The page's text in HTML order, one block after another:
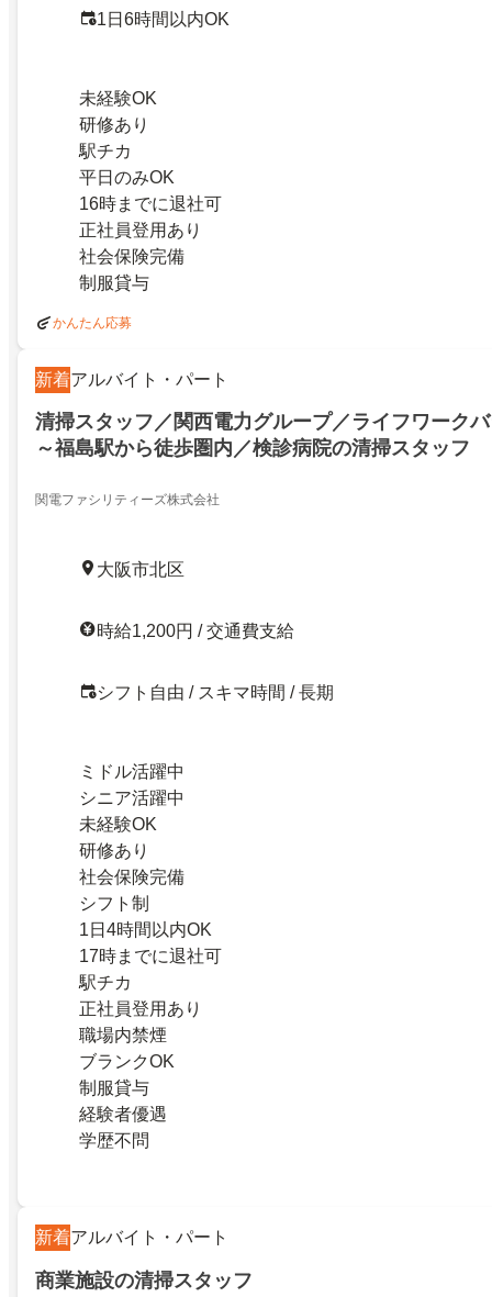
1日6時間以内OK
未経験OK
研修あり
駅チカ
平日のみOK
16時までに退社可
正社員登用あり
社会保険完備
制服貸与
かんたん応募
新着アルバイト・パート
清掃スタッフ／関西電力グループ／ライフワーク
～福島駅から徒歩圏内／検診病院の清掃スタッフ
関電ファシリティーズ株式会社
大阪市北区
時給1,200円 / 交通費支給
シフト自由 / スキマ時間 / 長期
ミドル活躍中
シニア活躍中
未経験OK
研修あり
社会保険完備
シフト制
1日4時間以内OK
17時までに退社可
駅チカ
正社員登用あり
職場内禁煙
ブランクOK
制服貸与
経験者優遇
学歴不問
新着アルバイト・パート
商業施設の清掃スタッフ